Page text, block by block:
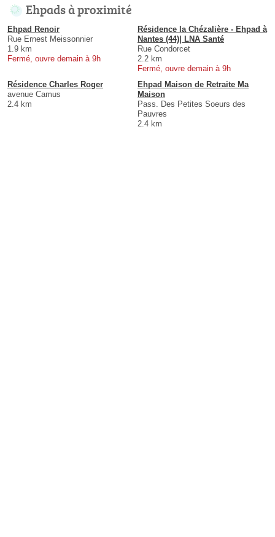
Ehpads à proximité
Ehpad Renoir
Rue Ernest Meissonnier
1.9 km
Fermé, ouvre demain à 9h
Résidence la Chézalière - Ehpad à
Nantes (44)| LNA Santé
Rue Condorcet
2.2 km
Fermé, ouvre demain à 9h
Résidence Charles Roger
avenue Camus
2.4 km
Ehpad Maison de Retraite Ma
Maison
Pass. Des Petites Soeurs des
Pauvres
2.4 km